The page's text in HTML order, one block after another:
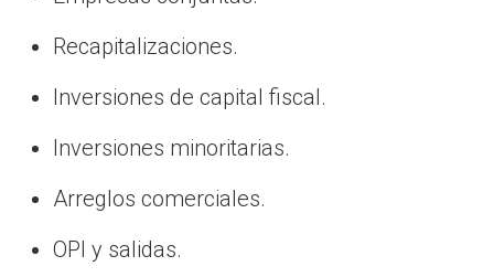
Recapitalizaciones.
Inversiones de capital fiscal.
Inversiones minoritarias.
Arreglos comerciales.
OPI y salidas.